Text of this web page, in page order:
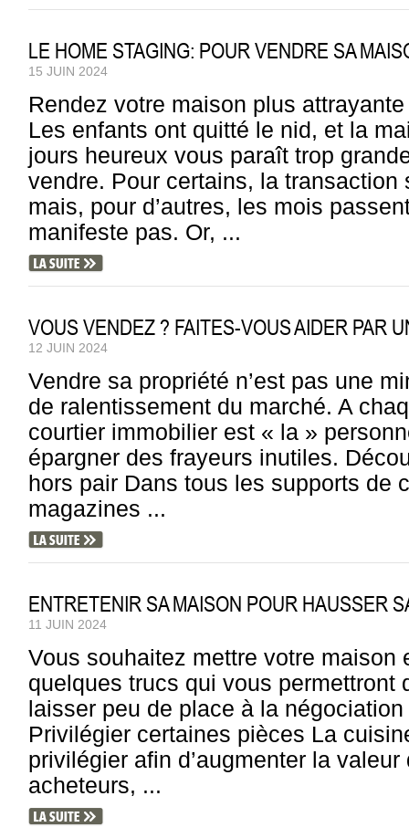
LE HOME STAGING: POUR VENDRE SA
15 JUIN 2024
Rendez votre maison plus
Les enfants ont quitté le nid, et la
jours heureux vous paraît trop
vendre. Pour certains, la transaction
mais, pour d’autres, les mois
manifeste pas. Or, ...
VOUS VENDEZ ? FAITES-VOUS AIDER PAR
12 JUIN 2024
Vendre sa propriété n’est pas une
de ralentissement du marché. A
courtier immobilier est « la »
épargner des frayeurs inutiles.
hors pair Dans tous les supports de
magazines ...
ENTRETENIR SA MAISON POUR HAUSSER
11 JUIN 2024
Vous souhaitez mettre votre maison
quelques trucs qui vous permettront
laisser peu de place à la
Privilégier certaines pièces La
privilégier afin d’augmenter la
acheteurs, ...